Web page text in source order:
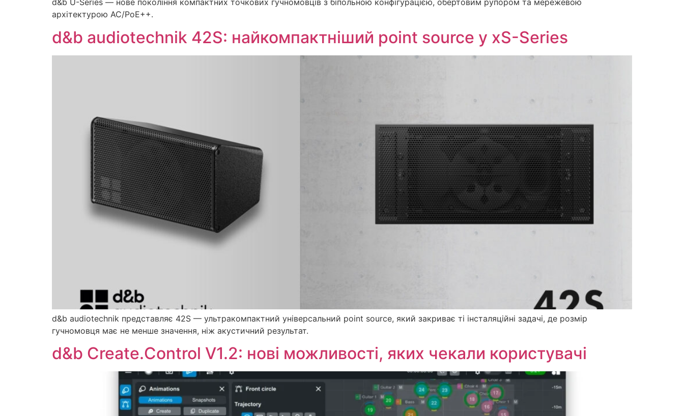
d&b U-Series — нове покоління компактних точкових гучномовців з біпольною конфігурацією, обертовим рупором та мережевою
архітектурою AC/PoE++.
d&b audiotechnik 42S: найкомпактніший point source у xS-Series
d&b audiotechnik представляє 42S — ультракомпактний універсальний point source, який закриває ті інсталяційні задачі, де розмір
гучномовця має не менше значення, ніж акустичний результат.
d&b Create.Control V1.2: нові можливості, яких чекали користувачі